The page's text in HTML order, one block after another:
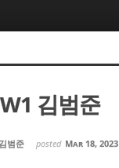
김범준
김범준 posted Mar 18, 2023